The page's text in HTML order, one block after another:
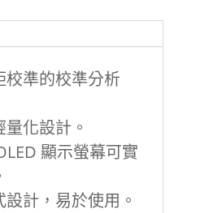
校準的校準分析
化設計。
顯示螢幕可實
計，易於使用。